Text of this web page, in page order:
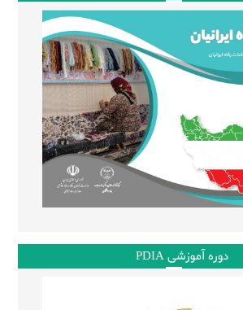
دوره آموزشی PDIA